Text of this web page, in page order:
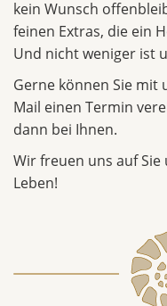
kein Wunsch
feinen Extras, die ein
Und nicht weniger ist
Gerne können Sie mit
Mail einen Termin
dann bei Ihnen.
Wir freuen uns auf
Leben!